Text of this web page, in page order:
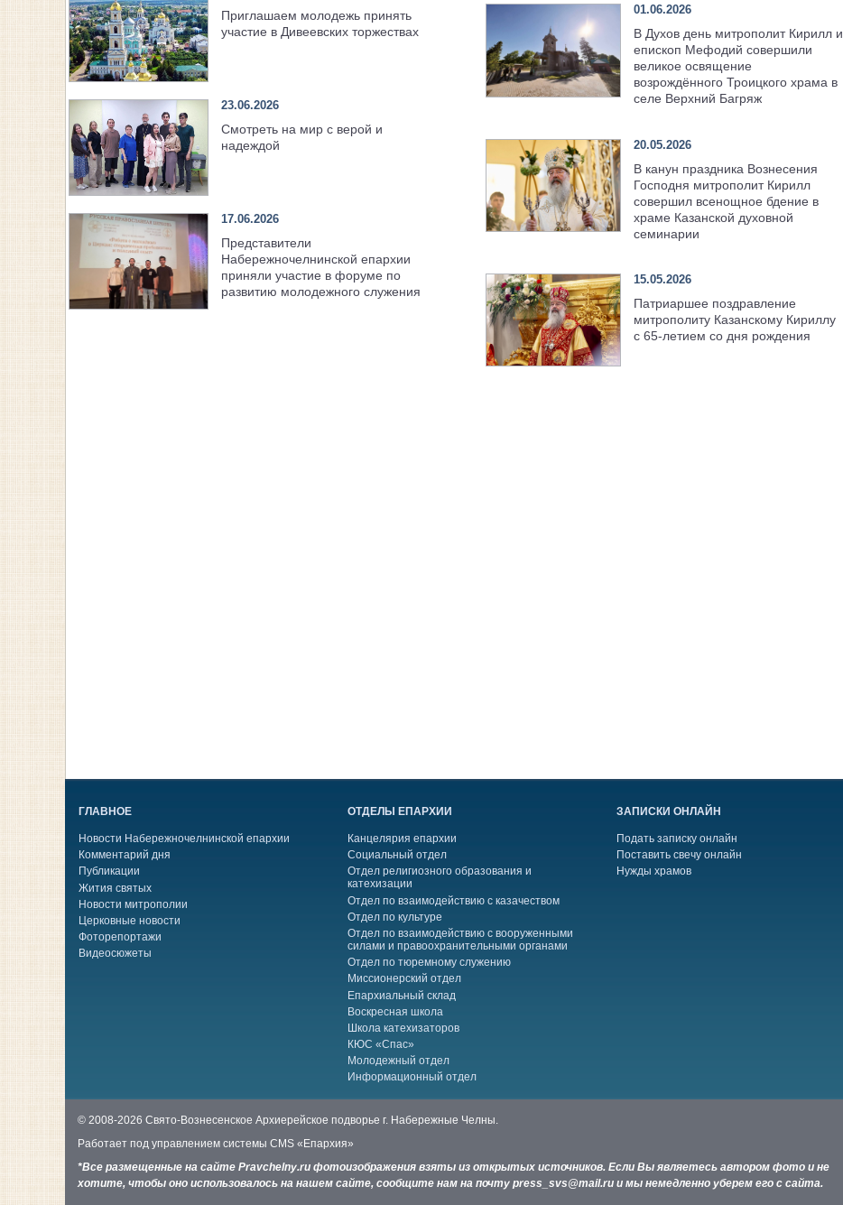
Приглашаем молодежь принять
участие в Дивеевских торжествах
23.06.2026
Смотреть на мир с верой и
надеждой
17.06.2026
Представители
Набережночелнинской епархии
приняли участие в форуме по
развитию молодежного служения
01.06.2026
В Духов день митрополит Кирилл и
епископ Мефодий совершили
великое освящение
возрождённого Троицкого храма в
селе Верхний Багряж
20.05.2026
В канун праздника Вознесения
Господня митрополит Кирилл
совершил всенощное бдение в
храме Казанской духовной
семинарии
15.05.2026
Патриаршее поздравление
митрополиту Казанскому Кириллу
с 65-летием со дня рождения
ГЛАВНОЕ
Новости Набережночелнинской епархии
Комментарий дня
Публикации
Жития святых
Новости митрополии
Церковные новости
Фоторепортажи
Видеосюжеты
ОТДЕЛЫ ЕПАРХИИ
Канцелярия епархии
Социальный отдел
Отдел религиозного образования и
катехизации
Отдел по взаимодействию с казачеством
Отдел по культуре
Отдел по взаимодействию с вооруженными
силами и правоохранительными органами
Отдел по тюремному служению
Миссионерский отдел
Епархиальный склад
Воскресная школа
Школа катехизаторов
КЮС «Спас»
Молодежный отдел
Информационный отдел
ЗАПИСКИ ОНЛАЙН
Подать записку онлайн
Поставить свечу онлайн
Нужды храмов
© 2008-2026 Свято-Вознесенское Архиерейское подворье г. Набережные Челны.
Работает под управлением системы CMS «Епархия»
*Все размещенные на сайте Pravchelny.ru фотоизображения взяты из открытых источников. Если Вы являетесь автором фото и не
хотите, чтобы оно использовалось на нашем сайте, сообщите нам на почту press_svs@mail.ru и мы немедленно уберем его с сайта.